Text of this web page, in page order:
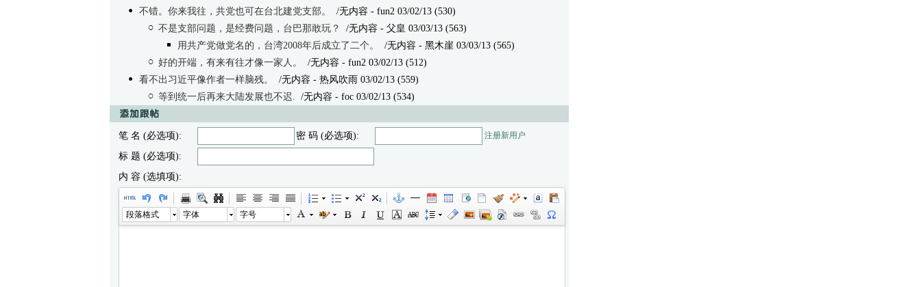
不错。你来我往，共党也可在台北建党支部。
/无内容 - fun2 03/02/13 (530)
不是支部问题，是经费问题，台巴那敢玩？
/无内容 - 父皇 03/03/13 (563)
用共产党做党名的，台湾2008年后成立了二个。
/无内容 - 黑木崖 03/03/13 (565)
好的开端，有来有往才像一家人。
/无内容 - fun2 03/02/13 (512)
看不出习近平像作者一样脑残。
/无内容 - 热风吹雨 03/02/13 (559)
等到统一后再来大陆发展也不迟. /无内容 - foc 03/02/13 (534)
笔 名 (必选项): 密 码 (必选项): 注册新用户
标 题 (必选项):
内 容 (选填项):
段落格式 字体 字号